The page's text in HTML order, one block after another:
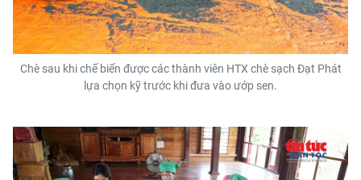
Chè sau khi chế biến được các thành viên HTX chè sạch Đạt Phát
lựa chọn kỹ trước khi đưa vào ướp sen.